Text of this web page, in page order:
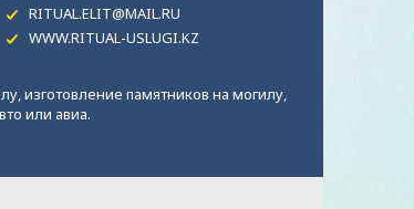
RITUAL.ELIT@MAIL.RU
WWW.RITUAL-USLUGI.KZ
изготовление памятников на могилу,
или авиа.